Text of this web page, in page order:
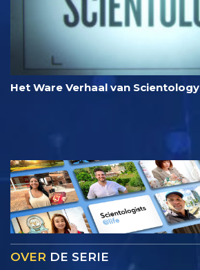
Het Ware Verhaal van Scientology
OVER DE SERIE